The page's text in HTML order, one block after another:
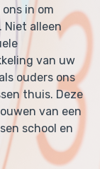
in om
Niet alleen
van uw
ouders ons
thuis. Deze
van een
school en